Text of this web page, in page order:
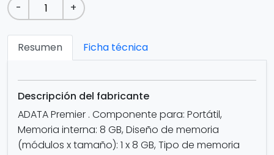
-
+
Resumen Ficha técnica
Descripción del fabricante
ADATA Premier . Componente para: Portátil,
Memoria interna: 8 GB, Diseño de memoria
(módulos x tamaño): 1 x 8 GB, Tipo de memoria